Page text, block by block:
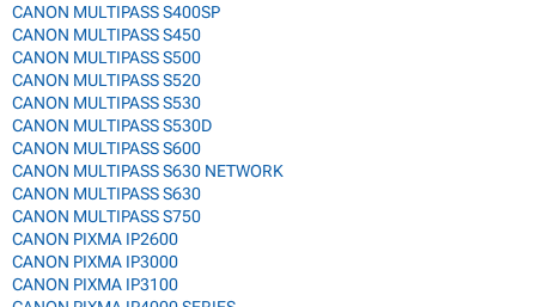
CANON MULTIPASS S400SP
CANON MULTIPASS S450
CANON MULTIPASS S500
CANON MULTIPASS S520
CANON MULTIPASS S530
CANON MULTIPASS S530D
CANON MULTIPASS S600
CANON MULTIPASS S630 NETWORK
CANON MULTIPASS S630
CANON MULTIPASS S750
CANON PIXMA IP2600
CANON PIXMA IP3000
CANON PIXMA IP3100